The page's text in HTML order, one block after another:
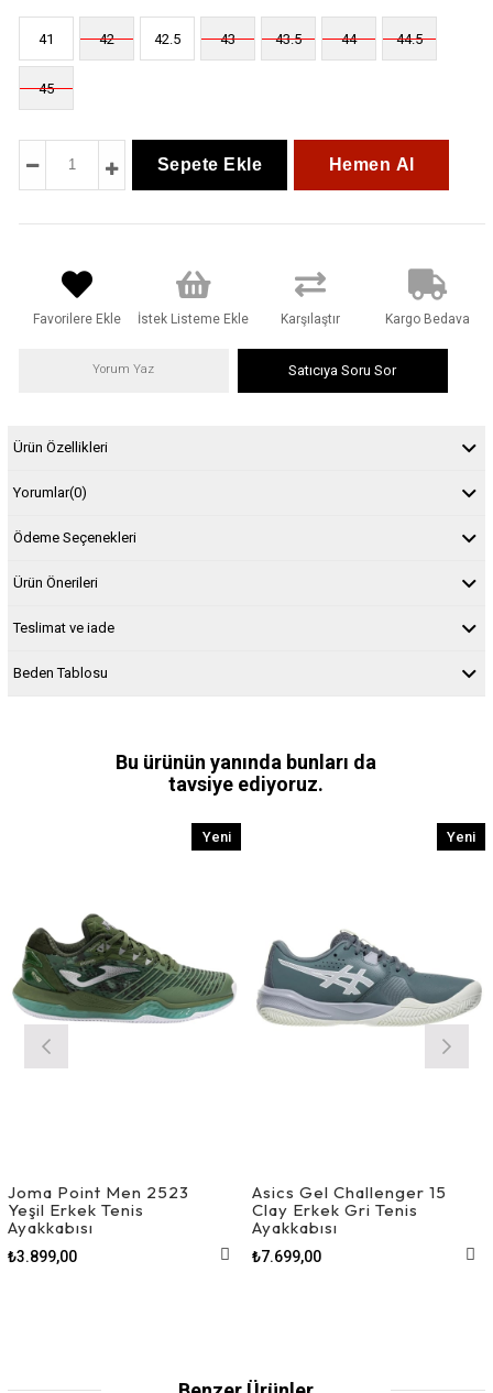
41 42 42.5 43 43.5 44 44.5
45
Favorilere Ekle İstek Listeme Ekle Karşılaştır Kargo Bedava
Yorum Yaz Satıcıya Soru Sor
Ürün Özellikleri
Yorumlar(0)
Ödeme Seçenekleri
Ürün Önerileri
Teslimat ve iade
Beden Tablosu
Bu ürünün yanında bunları da
tavsiye ediyoruz.
Joma Point Men 2523
Yeşil Erkek Tenis
Ayakkabısı
₺3.899,00
Yeni
Asics Gel Challenger 15
Clay Erkek Gri Tenis
Ayakkabısı
₺7.699,00
Yeni